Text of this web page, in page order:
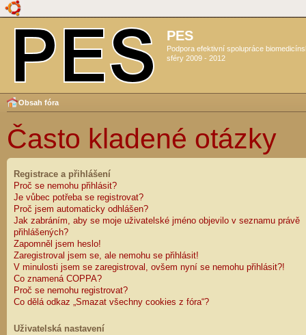
PES
Podpora efektivní spolupráce
sféry 2009 - 2012
Obsah fóra
Často kladené otázky
Registrace a přihlášení
Proč se nemohu přihlásit?
Je vůbec potřeba se registrovat?
Proč jsem automaticky odhlášen?
Jak zabráním, aby se moje uživatelské jméno objevilo v seznamu právě
přihlášených?
Zapomněl jsem heslo!
Zaregistroval jsem se, ale nemohu se přihlásit!
V minulosti jsem se zaregistroval, ovšem nyní se nemohu přihlásit?!
Co znamená COPPA?
Proč se nemohu registrovat?
Co dělá odkaz „Smazat všechny cookies z fóra“?
Uživatelská nastavení